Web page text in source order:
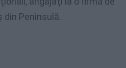
din Peninsulă.